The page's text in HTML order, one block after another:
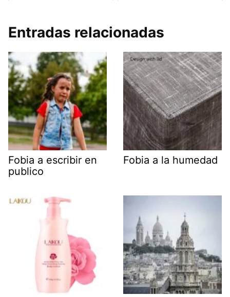
Entradas relacionadas
Fobia a escribir en
publico
Fobia a la humedad